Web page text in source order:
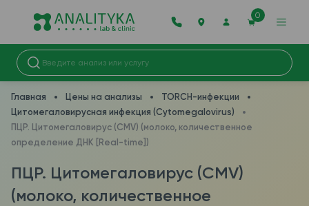
0
Главная Цены на анализы
TORCH-инфекции
Цитомегаловирусная инфекция (Cytomegalovirus)
ПЦР. Цитомегаловирус (CMV) (молоко, количественное
определение ДНК [Real-time])
ПЦР. Цитомегаловирус (CMV)
(молоко, количественное